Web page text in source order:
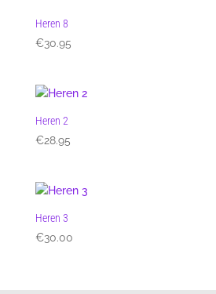
Heren 8
€30.95
Heren 2
€28.95
Heren 3
€30.00